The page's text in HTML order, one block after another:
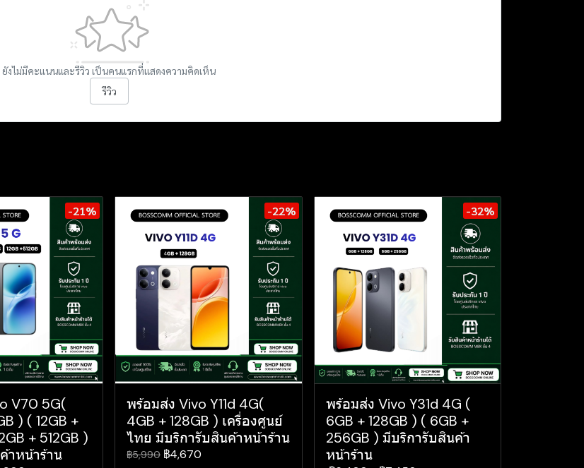
ยังไม่มีคะแนนและรีวิว เป็นคนแรกที่แสดงความคิดเห็น
รีวิว
-21%
V70 5G(
) ( 12GB +
+ 512GB )
าหน้าร้าน
-22%
พร้อมส่ง Vivo Y11d 4G(
4GB + 128GB ) เครื่องศูนย์
ไทย มีบริการับสินค้าหน้าร้าน
฿5,990 ฿4,670
-32%
พร้อมส่ง Vivo Y31d 4G (
6GB + 128GB ) ( 6GB +
256GB ) มีบริการับสินค้า
หน้าร้าน